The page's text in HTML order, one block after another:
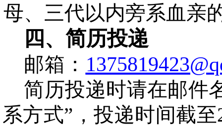
母、三代以内旁系血亲
四 、 简历投递
邮箱：
简历投递时请在邮件
系方式”，投递时间截